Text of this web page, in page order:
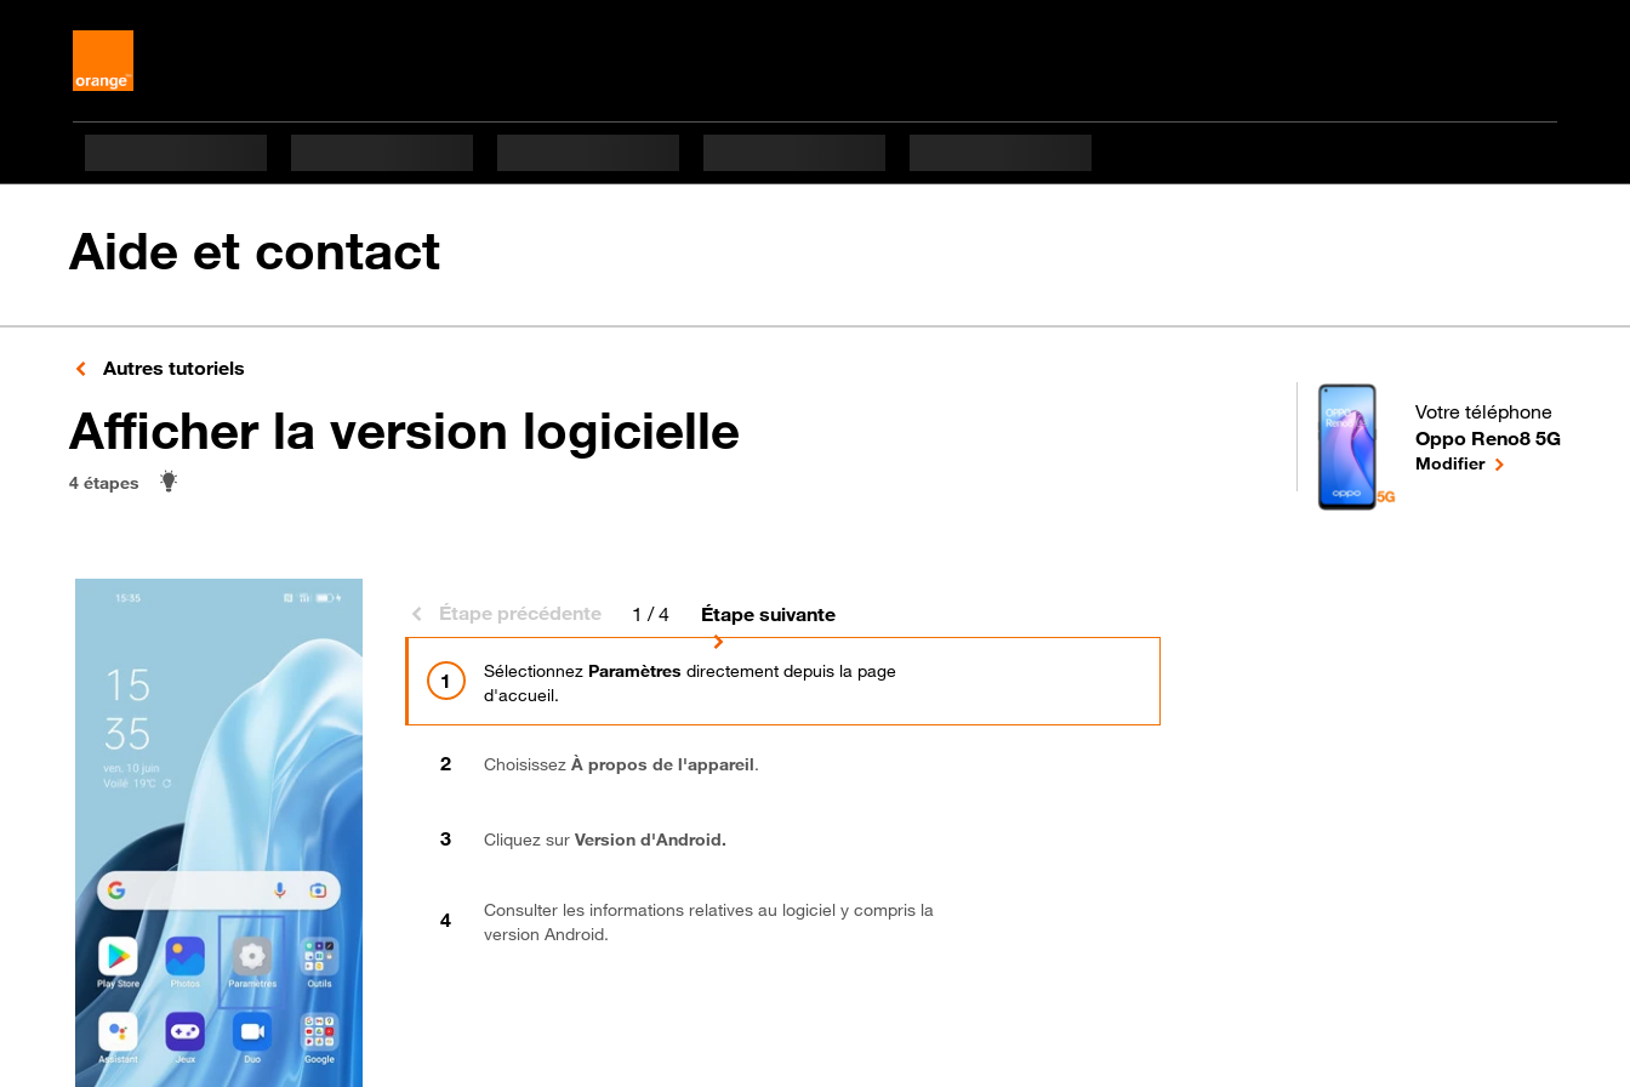
Aide et contact
Autres tutoriels
Afficher la version logicielle
4 étapes
Votre téléphone
Oppo Reno8 5G
pour votre Oppo Reno8
Modifierle téléphone
Étape précédente 1 / 4 Étape suivante
Sélectionnez Paramètres directement depuis la page
d'accueil.
Choisissez À propos de l'appareil.
Cliquez sur Version d'Android.
Consulter les informations relatives au logiciel y compris la
version Android.